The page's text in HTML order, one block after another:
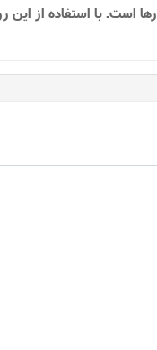
است. با استفاده از این